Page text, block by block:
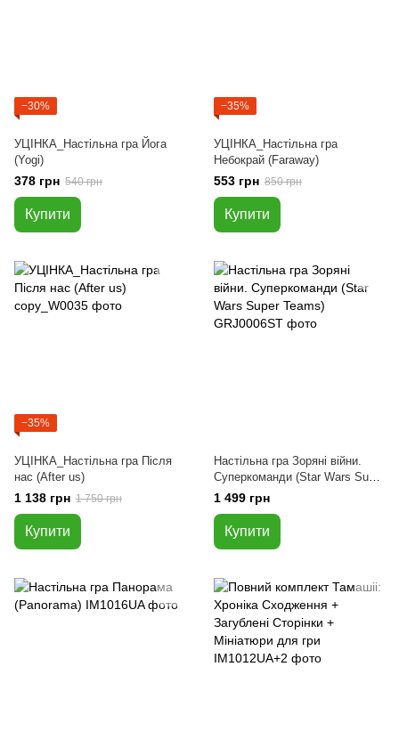
−30%
УЦІНКА_Настільна гра Йога
(Yogi)
378 грн 540 грн
Купити
−35%
УЦІНКА_Настільна гра
Небокрай (Faraway)
553 грн 850 грн
Купити
−35%
УЦІНКА_Настільна гра Після
нас (After us)
1 138 грн 1 750 грн
Купити
Настільна гра Зоряні війни.
Суперкоманди (Star Wars Super
Teams)
1 499 грн
Купити